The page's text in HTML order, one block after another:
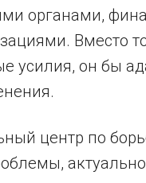
органами,
Вместо
усилия, он бы
центр по